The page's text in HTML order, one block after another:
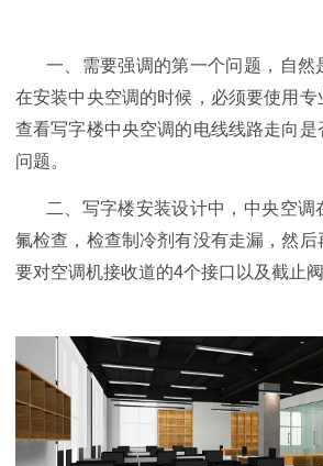
一、需要强调的第一个问题，自然
在安装中央空调的时候，必须要使用专
查看写字楼中央空调的电线线路走向是
问题。
二、写字楼安装设计中，中央空调
氟检查，检查制冷剂有没有走漏，然后
要对空调机接收道的4个接口以及截止